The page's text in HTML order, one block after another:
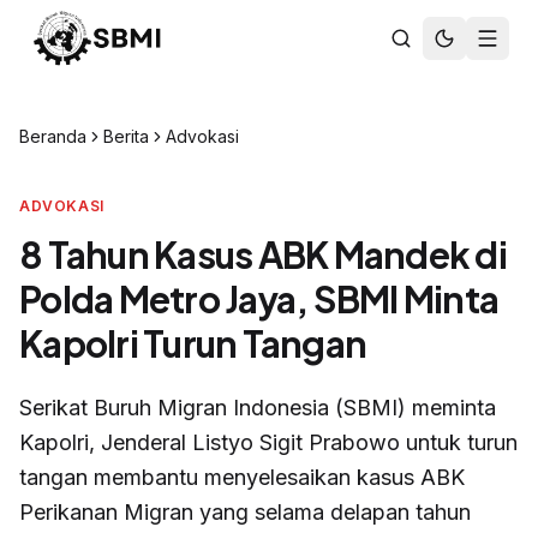
Beranda Berita Advokasi
ADVOKASI
8 Tahun Kasus ABK Mandek di
Polda Metro Jaya, SBMI Minta
Kapolri Turun Tangan
Serikat Buruh Migran Indonesia (SBMI) meminta
Kapolri, Jenderal Listyo Sigit Prabowo untuk turun
tangan membantu menyelesaikan kasus ABK
Perikanan Migran yang selama delapan tahun